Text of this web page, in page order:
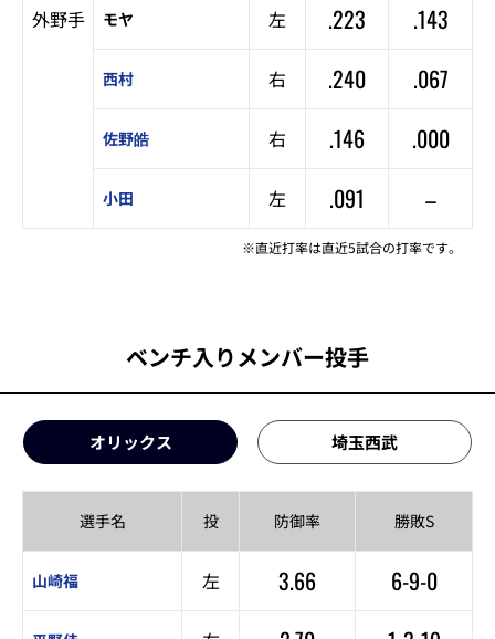
外野手 モヤ 左 .223 .143
西村 右 .240 .067
佐野皓 右 .146 .000
小田 左 .091 –
※直近打率は直近5試合の打率です。
ベンチ入りメンバー投手
オリックス 埼玉西武
選手名 投 防御率 勝敗S
山崎福 左 3.66 6-9-0